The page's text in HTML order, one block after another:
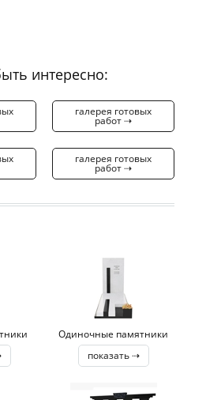
интересно:
галерея готовых
работ ⇢
галерея готовых
работ ⇢
Одиночные памятники
показать ⇢